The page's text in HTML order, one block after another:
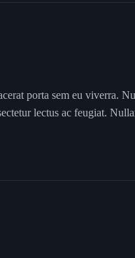
porta sem eu viverra.
lectus ac feugiat.